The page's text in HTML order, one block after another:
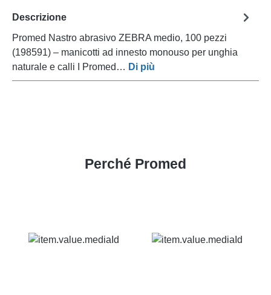
Descrizione
Promed Nastro abrasivo ZEBRA medio, 100 pezzi
(198591) – manicotti ad innesto monouso per unghia
naturale e calli I Promed… Di più
Perché Promed